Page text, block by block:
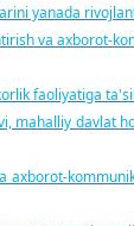
yanada
va axborot-
faoliyatiga
mahalliy
axborot-